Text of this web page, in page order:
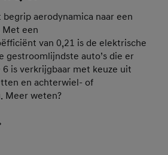
aerodynamica naar een
Met een
van 0,21 is de elektrische
gestroomlijndste auto’s die er
6 is verkrijgbaar met keuze uit
en achterwiel- of
Meer weten?